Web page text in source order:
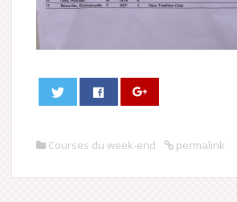
Courses du week-end permalink